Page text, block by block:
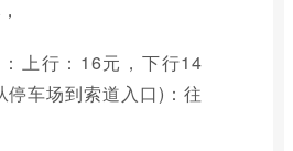
上行：16元，下行14
停车场到索道入口)：往